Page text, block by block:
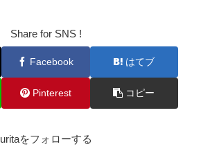
Share for SNS !
Facebook はてブ
Pinterest コピー
uritaをフォローする